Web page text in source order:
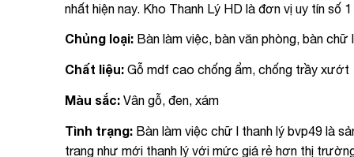
nhất hiện nay. Kho Thanh Lý HD là đơn vị uy tín số
Chủng loại: Bàn làm việc, bàn văn phòng, bàn chữ
Chất liệu: Gỗ mdf cao chống ẩm, chống trầy xướt
Màu sắc: Vân gỗ, đen, xám
Tình trạng: Bàn làm việc chữ l thanh lý bvp49 là
trang như mới thanh lý với mức giá rẻ hơn thị